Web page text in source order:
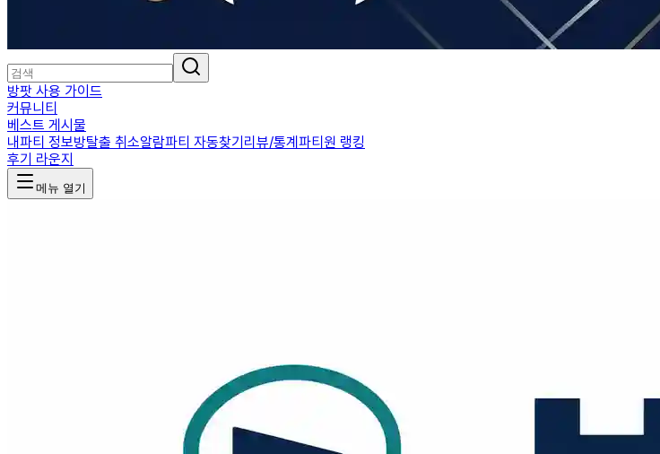
방팟 사용 가이드
커뮤니티
베스트 게시물
내파티 정보방탈출 취소알람파티 자동찾기리뷰/통계파티원 랭킹
후기 라운지
메뉴 열기